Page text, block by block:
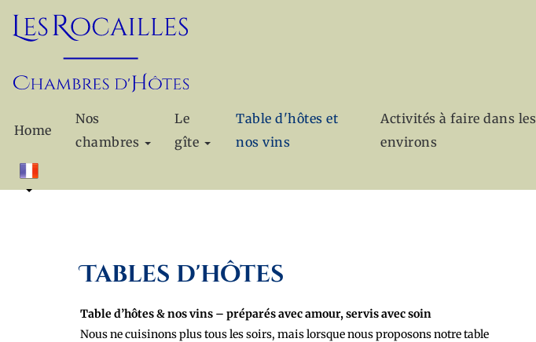
Home
Nos
chambres
Le
gîte
Table d'hôtes et
nos vins
Activités à faire dans les
environs
Tables d'hôtes
Table d’hôtes & nos vins – préparés avec amour, servis avec soin
Nous ne cuisinons plus tous les soirs, mais lorsque nous proposons notre table